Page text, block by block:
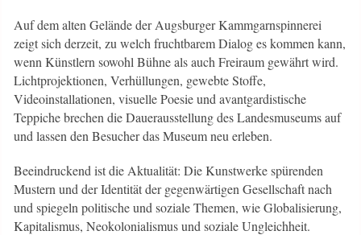
Auf dem alten Gelände der Augsburger Kammgarnspinnerei
zeigt sich derzeit, zu welch fruchtbarem Dialog es kommen kann,
wenn Künstlern sowohl Bühne als auch Freiraum gewährt wird.
Lichtprojektionen, Verhüllungen, gewebte Stoffe,
Videoinstallationen, visuelle Poesie und avantgardistische
Teppiche brechen die Dauerausstellung des Landesmuseums auf
und lassen den Besucher das Museum neu erleben.
Beeindruckend ist die Aktualität: Die Kunstwerke spürenden
Mustern und der Identität der gegenwärtigen Gesellschaft nach
und spiegeln politische und soziale Themen, wie Globalisierung,
Kapitalismus, Neokolonialismus und soziale Ungleichheit.